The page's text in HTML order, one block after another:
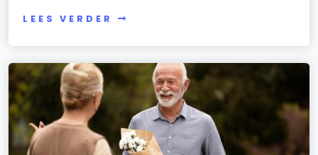
LEES VERDER